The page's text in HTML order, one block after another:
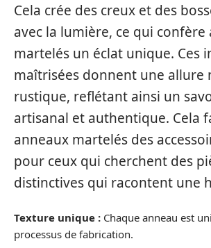
Cela crée des creux et des
avec la lumière, ce qui confère
martelés un éclat unique. Ces
maîtrisées donnent une allure
rustique, reflétant ainsi un
artisanal et authentique. Cela
anneaux martelés des
pour ceux qui cherchent des
distinctives qui racontent une
Texture unique : Chaque anneau est
processus de fabrication.